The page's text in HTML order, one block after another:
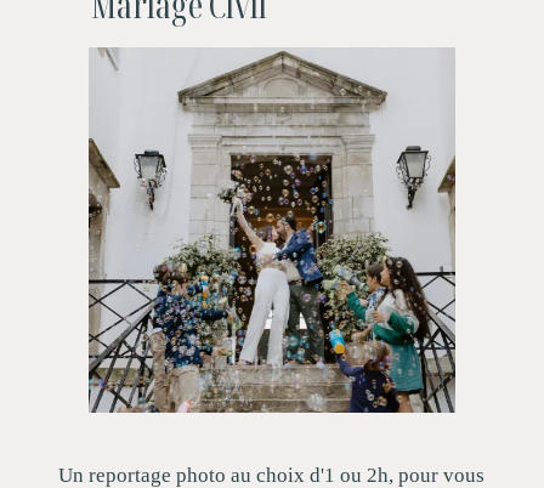
Un reportage photo au choix d'1 ou 2h, pour vous